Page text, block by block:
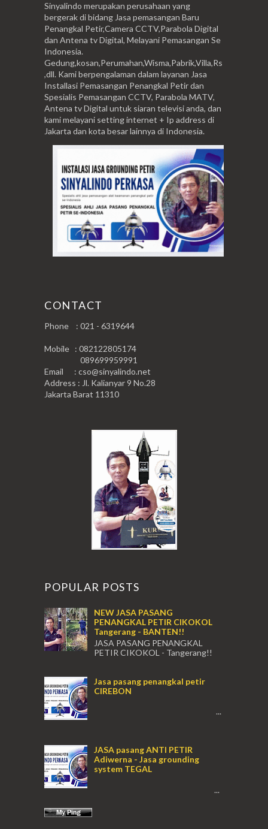
Sinyalindo merupakan perusahaan yang
bergerak di bidang Jasa pemasangan Baru
Penangkal Petir,Camera CCTV,Parabola Digital
dan Antena tv Digital, Melayani Pemasangan Se
Indonesia.
Gedung,kosan,Perumahan,Wisma,Pabrik,Villa,Rs
,dll. Kami berpengalaman dalam layanan Jasa
Installasi Pemasangan Penangkal Petir dan
Spesialis Pemasangan CCTV, Parabola MATV,
Antena tv Digital untuk siaran televisi anda, dan
kami melayani setting internet + Ip address di
Jakarta dan kota besar lainnya di Indonesia.
CONTACT
Phone : 021 - 6319644
Mobile : 082122805174
089699959991
Email : cso@sinyalindo.net
Address : Jl. Kalianyar 9 No.28
Jakarta Barat 11310
POPULAR POSTS
NEW JASA PASANG
PENANGKAL PETIR CIKOKOL
Tangerang - BANTEN!!
JASA PASANG PENANGKAL
PETIR CIKOKOL - Tangerang!!
CIKOKOL TANGERANG ...
Jasa pasang penangkal petir
CIREBON
...
JASA pasang ANTI PETIR
Adiwerna - Jasa grounding
system TEGAL
...